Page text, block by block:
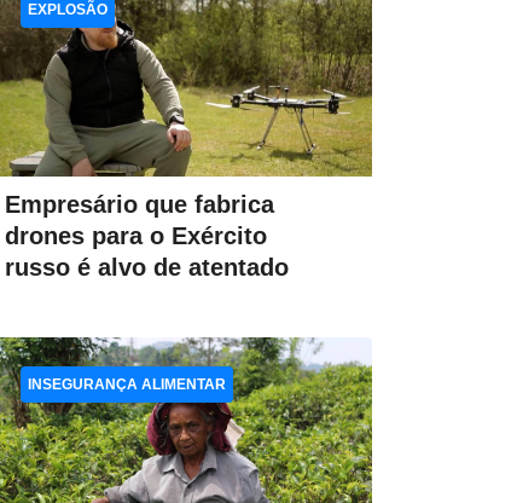
Empresário que fabrica
drones para o Exército
russo é alvo de atentado
EXPLOSÃO
INSEGURANÇA ALIMENTAR